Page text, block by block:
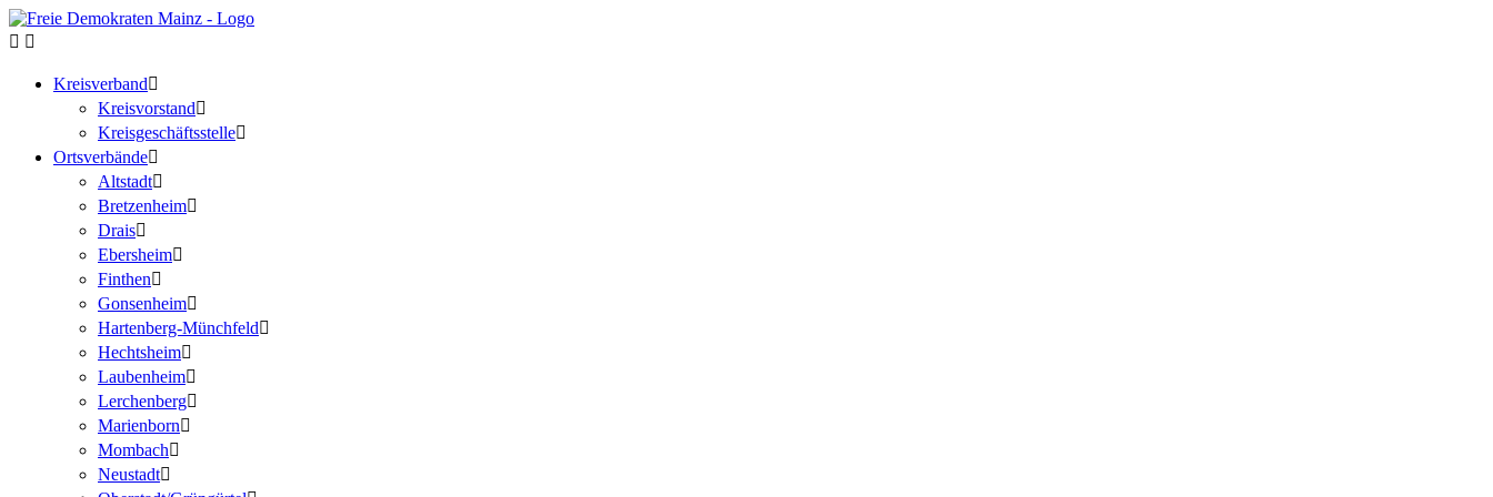
Kreisverband
Kreisvorstand
Kreisgeschäftsstelle
Ortsverbände
Altstadt
Bretzenheim
Drais
Ebersheim
Finthen
Gonsenheim
Hartenberg-Münchfeld
Hechtsheim
Laubenheim
Lerchenberg
Marienborn
Mombach
Neustadt